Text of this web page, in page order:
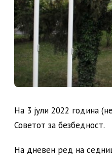
На 3 јули 2022 година
Советот за безбедност.
На дневен ред на